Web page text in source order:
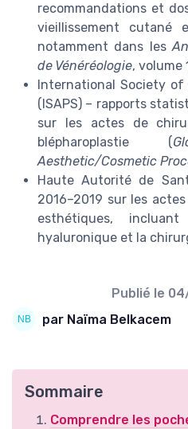
recommandations et
vieillissement cutané
notamment dans les
de Vénéréologie, volume
International Society
(ISAPS) – rapports
sur les actes de
blépharoplastie (
Aesthetic/Cosmetic
Haute Autorité de
2016–2019 sur les
esthétiques,
hyaluronique et la
Publié le
par Naïma Belkacem
Sommaire
Comprendre les